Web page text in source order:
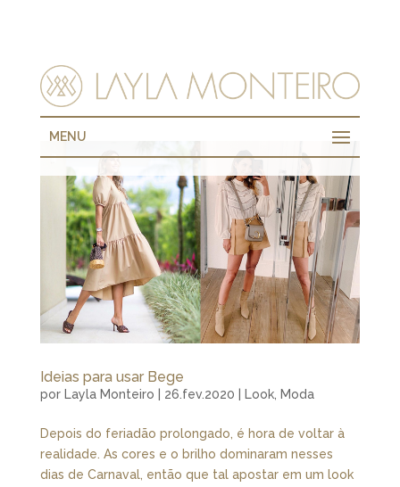
MENU
Ideias para usar Bege
por Layla Monteiro 26.fev.2020 Look, Moda
Depois do feriadão prolongado, é hora de voltar à
realidade. As cores e o brilho dominaram nesses
dias de Carnaval, então que tal apostar em um look